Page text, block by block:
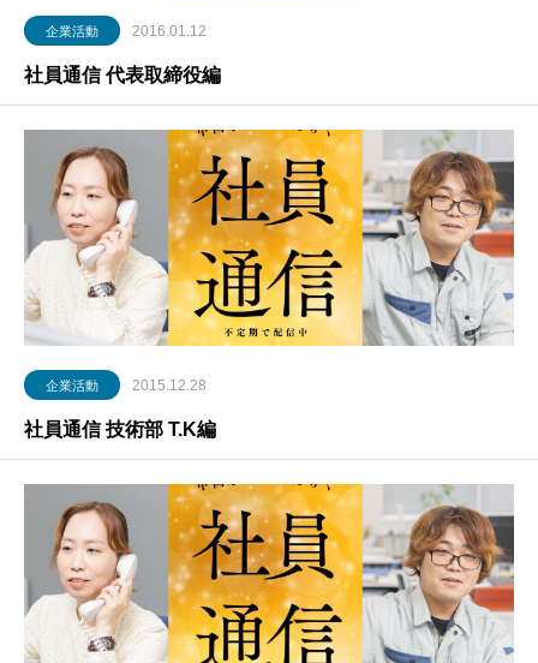
企業活動 2016.01.12
社員通信 代表取締役編
企業活動 2015.12.28
社員通信 技術部 T.K編